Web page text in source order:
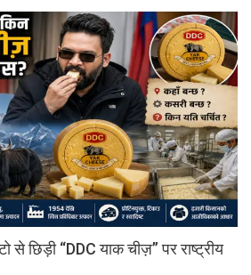
से छिड़ी “DDC याक चीज़” पर राष्ट्रीय